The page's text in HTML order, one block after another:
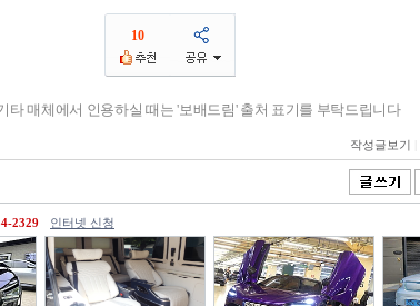
10
타 매체에서 인용하실 때는 '보배드림' 출처 표기를 부탁드립니다
작성글보기
2329 인터넷 신청